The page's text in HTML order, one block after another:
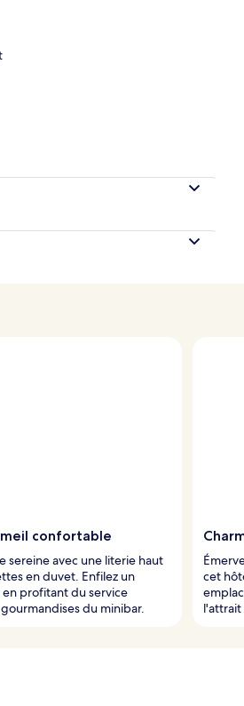
confortable
sereine avec une literie haut
en duvet. Enfilez un
profitant du service
du minibar.
cet
l'attrait